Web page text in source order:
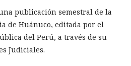
publicación semestral de la
de Huánuco, editada por el
del Perú, a través de su
Judiciales.